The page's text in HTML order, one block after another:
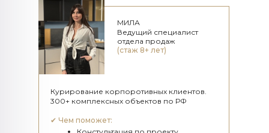
МИЛА
Ведущий специалист
отдела продаж
(стаж 8+ лет)
Курирование корпоротивных клиентов.
300+ комплексных объектов по РФ
✔ Чем поможет: